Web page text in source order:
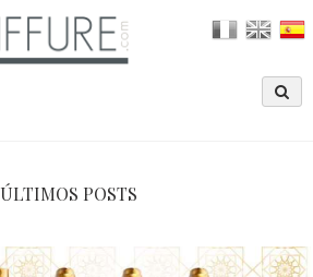
ÚLTIMOS POSTS